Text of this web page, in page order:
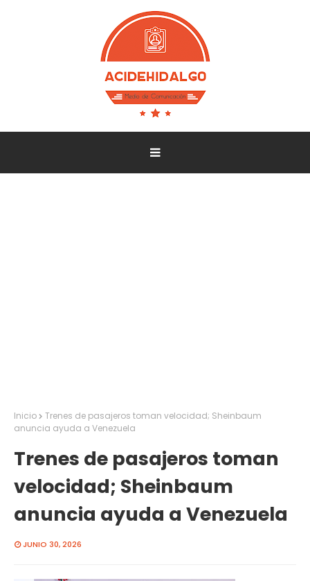
Inicio
Trenes de pasajeros toman velocidad; Sheinbaum
anuncia ayuda a Venezuela
Trenes de pasajeros toman
velocidad; Sheinbaum
anuncia ayuda a Venezuela
JUNIO 30, 2026